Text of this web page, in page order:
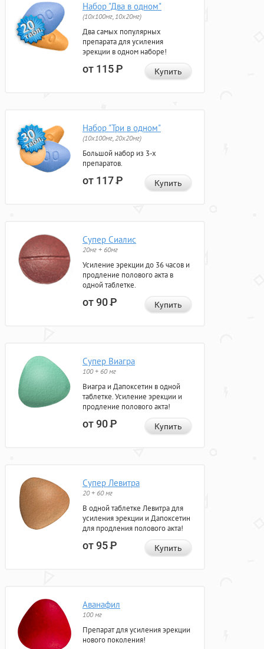
Набор "Два в одном"
(10x100мг, 10x20мг)
Два самых популярных
препарата для усиления
эрекции в одном наборе!
от 115Р Купить
Набор "Три в одном"
(10x100мг, 20x20мг)
Большой набор из 3-х
препаратов.
от 117Р Купить
Супер Сиалис
20мг + 60мг
Усиление эрекции до 36 часов и
продление полового акта в
одной таблетке.
от 90Р Купить
Супер Виагра
100 + 60 мг
Виагра и Дапоксетин в одной
таблетке. Усиление эрекции и
продление полового акта!
от 90Р Купить
Супер Левитра
20 + 60 мг
В одной таблетке Левитра для
усиления эрекции и Дапоксетин
для продления полового акта!
от 95Р Купить
Аванафил
100 мг
Препарат для усиления эрекции
нового поколения!